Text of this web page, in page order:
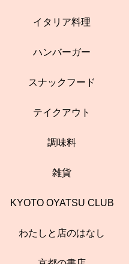
イタリア料理
ハンバーガー
スナックフード
テイクアウト
調味料
雑貨
KYOTO OYATSU CLUB
わたしと店のはなし